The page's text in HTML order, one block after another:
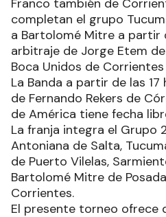
Franco también de
completan el grupo
a Bartolomé Mitre a partir
arbitraje de Jorge Etem
Boca Unidos de
La Banda a partir de las
de Fernando Rekers de
de América tiene fecha
La franja integra el Grupo
Antoniana de Salta,
de Puerto Vilelas,
Bartolomé Mitre de
Corrientes.
El presente torneo ofrece